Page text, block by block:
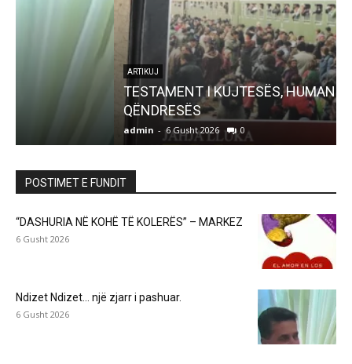
TESTAMENT I KUJTESËS, HUMANIZMIT DHE
0
POSTIMET E FUNDIT
“DASHURIA NË KOHË TË KOLERËS” – MARKEZ
6 Gusht 2026
Ndizet Ndizet… një zjarr i pashuar.
6 Gusht 2026